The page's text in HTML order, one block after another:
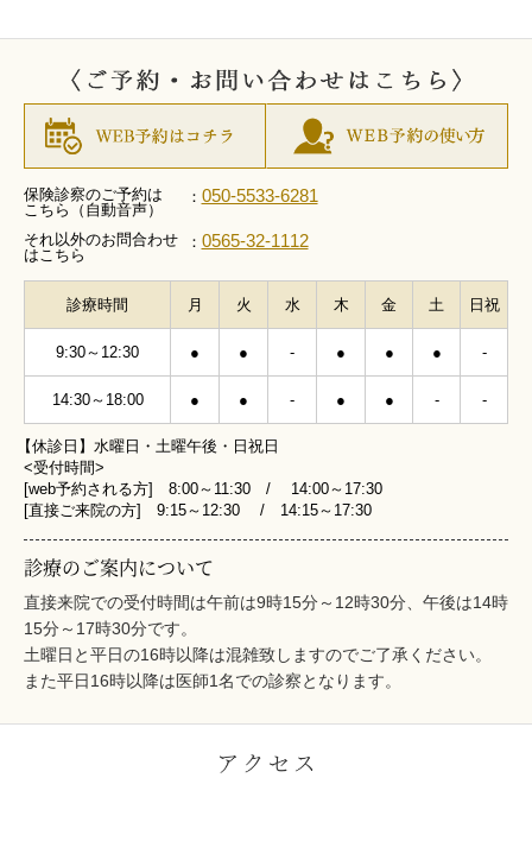
保険診察のご予約は
こちら（自動音声）
： 050-5533-6281
それ以外のお問合わせ
はこちら
： 0565-32-1112
診療時間 月 火 水 木 金 土 日祝
9:30～12:30 ● ● - ● ● ● -
14:30～18:00 ● ● - ● ● - -
【休診日】水曜日・土曜午後・日祝日
<受付時間>
[web予約される方] 8:00～11:30 / 14:00～17:30
[直接ご来院の方] 9:15～12:30 / 14:15～17:30
診療のご案内について
直接来院での受付時間は午前は9時15分～12時30分、午後は14時
15分～17時30分です。
土曜日と平日の16時以降は混雑致しますのでご了承ください。
また平日16時以降は医師1名での診察となります。